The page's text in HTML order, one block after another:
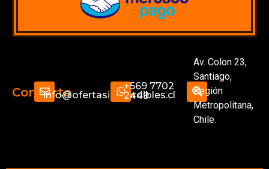
Contactoinfo@ofertasimperdibles.cl
+569 7702
2449
Av. Colon 23,
Santiago,
Región
Metropolitana,
Chile.